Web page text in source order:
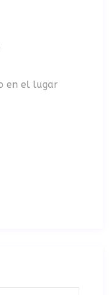
en el lugar